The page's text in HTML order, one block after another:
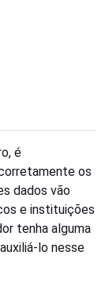
é
os
dados vão
e instituições
tenha alguma
lo nesse